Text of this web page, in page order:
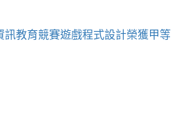
教育競賽遊戲程式設計榮獲甲等